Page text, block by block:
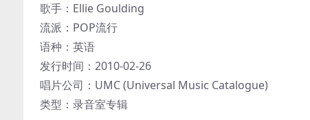
歌手：Ellie Goulding
流派：POP流行
语种：英语
发行时间：2010-02-26
唱片公司：UMC (Universal Music Catalogue)
类型：录音室专辑